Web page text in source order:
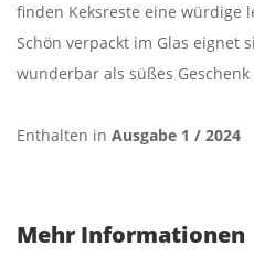
finden Keksreste eine würdige
Schön verpackt im Glas eignet
wunderbar als süßes
Enthalten in Ausgabe 1 / 2024
Mehr Informationen